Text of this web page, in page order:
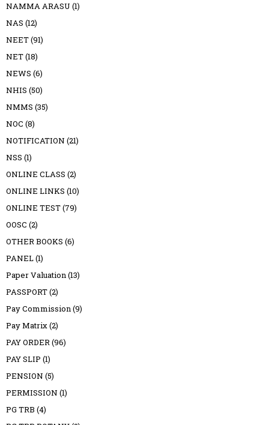
NAMMA ARASU (1)
NAS (12)
NEET(91)
NET(18)
NEWS (6)
NHIS (50)
NMMS (35)
NOC (8)
NOTIFICATION (21)
NSS (1)
ONLINE CLASS (2)
ONLINE LINKS (10)
ONLINE TEST(79)
OOSC (2)
OTHER BOOKS (6)
PANEL(1)
Paper Valuation(13)
PASSPORT(2)
Pay Commission(9)
Pay Matrix(2)
PAY ORDER(96)
PAY SLIP (1)
PENSION (5)
PERMISSION (1)
PG TRB (4)